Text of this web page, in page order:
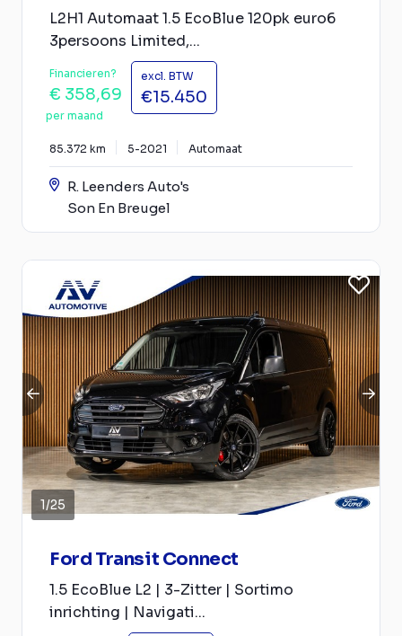
L2H1 Automaat 1.5 EcoBlue 120pk euro6
3persoons Limited,...
Financieren?
€ 358,69
per maand
excl. BTW
€15.450
85.372 km 5-2021 Automaat
R. Leenders Auto's
Son En Breugel
1/25
Ford Transit Connect
1.5 EcoBlue L2 | 3-Zitter | Sortimo
inrichting | Navigati...